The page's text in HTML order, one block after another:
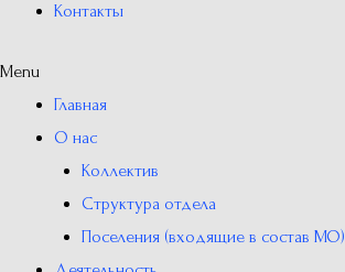
Контакты
Menu
Главная
О нас
Коллектив
Структура отдела
Поселения (входящие в состав МО)